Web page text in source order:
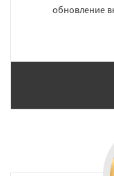
обновление